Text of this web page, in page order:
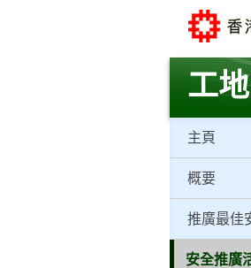
要
工
主頁
概要
推廣最佳
安全推廣